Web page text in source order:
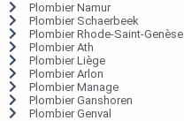
Plombier Namur
Plombier Schaerbeek
Plombier Rhode-Saint-Genèse
Plombier Ath
Plombier Liège
Plombier Arlon
Plombier Manage
Plombier Ganshoren
Plombier Genval